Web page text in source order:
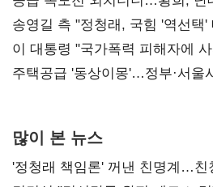
리모델링' 제안
송영길 측 "정청래, 국힘 '역선
총선 지휘 못해"
이 대통령 "국가폭력 피해자에
진실 밝혀야"
주택공급 '동상이몽'…정부·서울
많이 본 뉴스
'정청래 책임론' 꺼낸 친명계…친